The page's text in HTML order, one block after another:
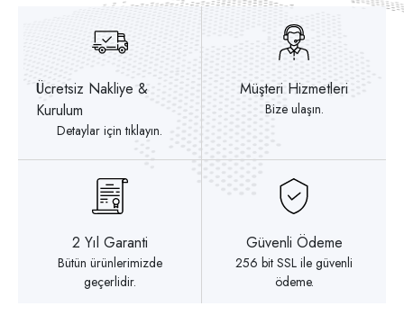
Ücretsiz Nakliye &
Kurulum
Detaylar için tıklayın.
Müşteri Hizmetleri
Bize ulaşın.
2 Yıl Garanti
Bütün ürünlerimizde
geçerlidir.
Güvenli Ödeme
256 bit SSL ile güvenli
ödeme.